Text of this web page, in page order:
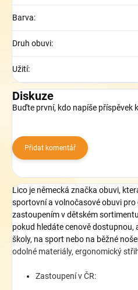
Barva:
Druh obuvi:
Užití:
Diskuze
Buďte první, kdo napíše příspěvek
Přidat komentář
Lico je německá značka obuvi,
sportovní a volnočasové obuvi pro
zastoupením v dětském sortimentu
pokud hledáte cenově dostupnou,
školy, na sport nebo na běžné
odolné materiály, ergonomický
Zastoupení v ČR: